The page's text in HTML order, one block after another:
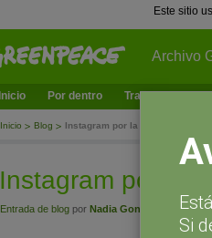
Este sitio
Archivo
Inicio Por dentro Trabajamos en
Inicio Blog Instagram por la
Instagram por la
Entrada de blog por Nadia González - abril
Si